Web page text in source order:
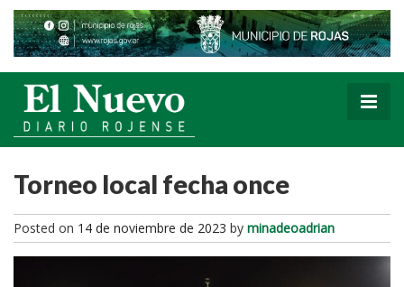
Torneo local fecha once
Posted on 14 de noviembre de 2023 by minadeoadrian